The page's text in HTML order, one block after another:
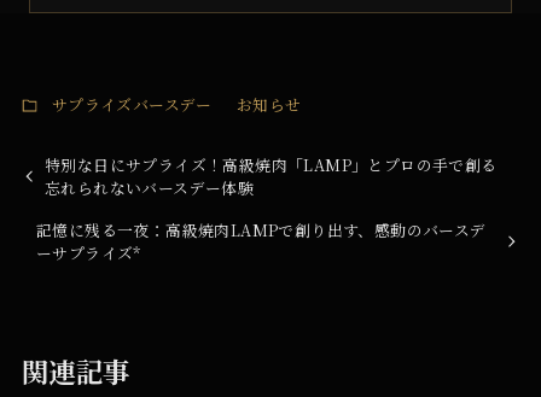
サプライズバースデー お知らせ
特別な日にサプライズ！高級焼肉「LAMP」とプロの手で創る
忘れられないバースデー体験
記憶に残る一夜：高級焼肉LAMPで創り出す、感動のバースデ
ーサプライズ*
関連記事